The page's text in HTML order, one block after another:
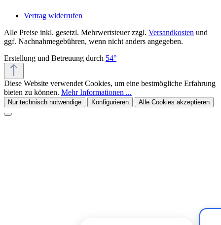
Vertrag widerrufen
Alle Preise inkl. gesetzl. Mehrwertsteuer zzgl. Versandkosten und
ggf. Nachnahmegebühren, wenn nicht anders angegeben.
Erstellung und Betreuung durch 54°
Diese Website verwendet Cookies, um eine bestmögliche Erfahrung
bieten zu können. Mehr Informationen ...
Nur technisch notwendige Konfigurieren Alle Cookies akzeptieren